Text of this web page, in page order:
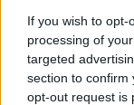
If you wish to
processing of
targeted
section to confirm
opt-out request is
lehetett a
lekötötte ez
mese" -